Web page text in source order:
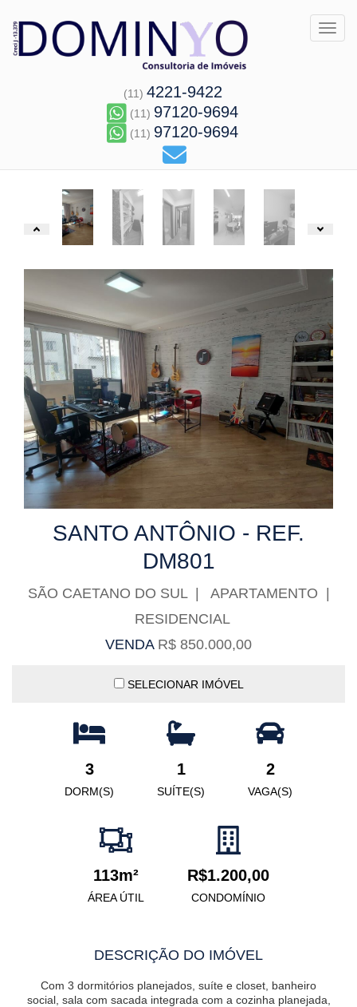
(11) 4221-9422
(11) 97120-9694
(11) 97120-9694
SANTO ANTÔNIO - REF.
DM801
SÃO CAETANO DO SUL | APARTAMENTO |
RESIDENCIAL
VENDAR$ 850.000,00
SELECIONAR IMÓVEL
3
DORM(S)
1
SUÍTE(S)
2
VAGA(S)
113m²
ÁREA ÚTIL
R$1.200,00
CONDOMÍNIO
DESCRIÇÃO DO IMÓVEL
Com 3 dormitórios planejados, suíte e closet, banheiro
social, sala com sacada integrada com a cozinha planejada,